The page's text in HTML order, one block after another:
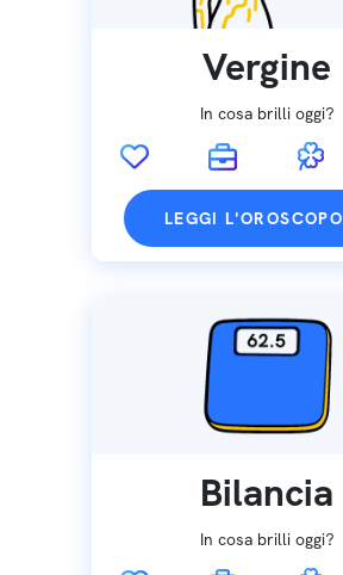
Vergine
In cosa brilli oggi?
LEGGI L'OROSCOPO
Bilancia
In cosa brilli oggi?